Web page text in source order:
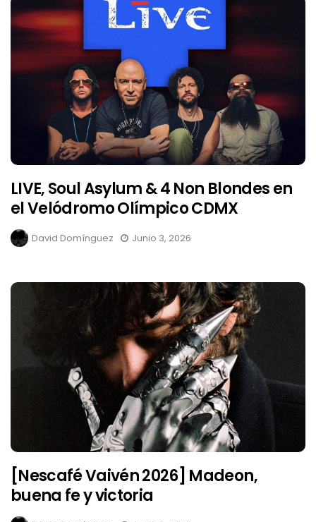
LIVE, Soul Asylum & 4 Non Blondes en
el Velódromo Olímpico CDMX
David Domínguez Junio 3, 2026
[Nescafé Vaivén 2026] Madeon,
buena fe y victoria